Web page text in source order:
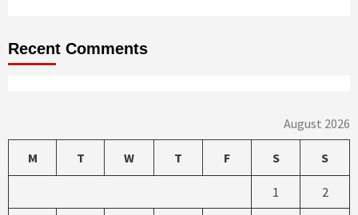
Recent Comments
August 2026
M T W T F S S
1 2